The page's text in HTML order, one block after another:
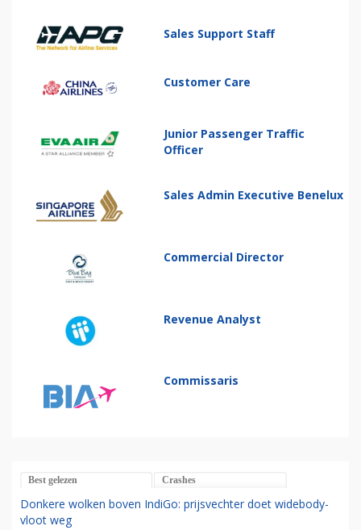
Sales Support Staff
Customer Care
Junior Passenger Traffic
Officer
Sales Admin Executive Benelux
Commercial Director
Revenue Analyst
Commissaris
Best gelezen Crashes
Donkere wolken boven IndiGo: prijsvechter doet widebody-
vloot weg